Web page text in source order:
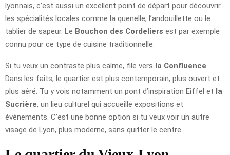
lyonnais, c’est aussi un excellent point de départ pour découvrir
les spécialités locales comme la quenelle, l’andouillette ou le
tablier de sapeur. Le Bouchon des Cordeliers est par exemple
connu pour ce type de cuisine traditionnelle.
Si tu veux un contraste plus calme, file vers la Confluence
Dans les faits, le quartier est plus contemporain, plus ouvert et
plus aéré. Tu y vois notamment un pont d’inspiration Eiffel et la
Sucrière, un lieu culturel qui accueille expositions et
événements. C’est une bonne option si tu veux voir un autre
visage de Lyon, plus moderne, sans quitter le centre.